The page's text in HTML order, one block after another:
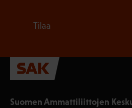
Suomen Ammattiliittojen
Tilaa